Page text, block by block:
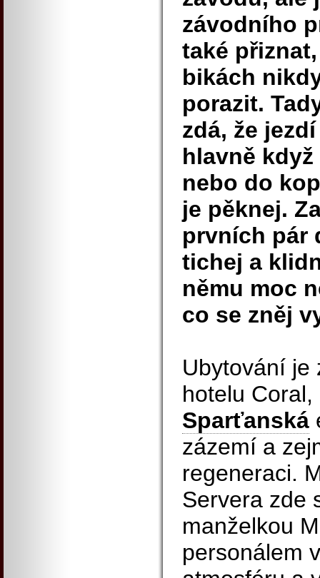
závodního
také
bikách
porazit.
zdá, že
hlavně
nebo do
je pěknej.
prvních pár
tichej a
němu moc
co se zněj
Ubytování je
hotelu
Sparťanská
zázemí a
regeneraci.
Servera zde
manželkou
personálem